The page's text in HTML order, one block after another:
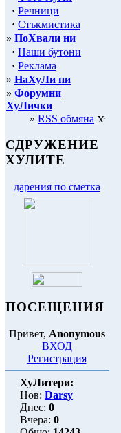
· Речници
· Стъкмистика
» ПоХвали ни
· Наши бутони
· Реклама
» НаХуЛи ни
» Форумни
ХуЛички
» RSS обмяна
СДРУЖЕНИЕ
ХУЛИТЕ
дарения по сметка
ПОСЕЩЕНИЯ
Привет, Anonymous
ВХОД
Регистрация
ХуЛитери:
Нов: Darsy
Днес: 0
Вчера: 0